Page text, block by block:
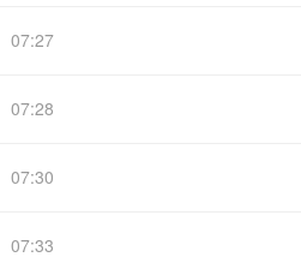
07:27
07:28
07:30
07:33